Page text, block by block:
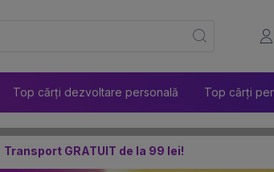
Top cărți dezvoltare personală Top cărți
Transport GRATUIT de la 99 lei!